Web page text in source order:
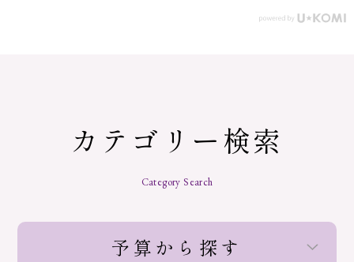
カテゴリー検索
Category Search
予算から探す